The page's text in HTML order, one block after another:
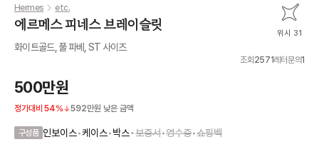
Hermes etc.
에르메스 피네스 브레이슬릿 위시 31
화이트골드, 풀 파베, ST 사이즈
조회 2571레터문의1
500만원
정가대비 54% 592만원 낮은 금액
구성품 인보이스•케이스•박스•보증서•영수증•쇼핑백